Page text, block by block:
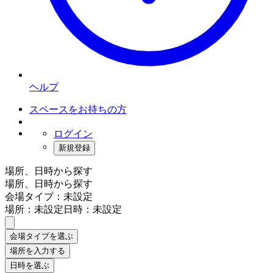
ヘルプ
スペースをお持ちの方
ログイン
新規登録
場所、日時から探す
場所、日時から探す
会場タイプ：未設定
場所：未設定日時：未設定
会場タイプを選ぶ
場所を入力する
日時を選ぶ